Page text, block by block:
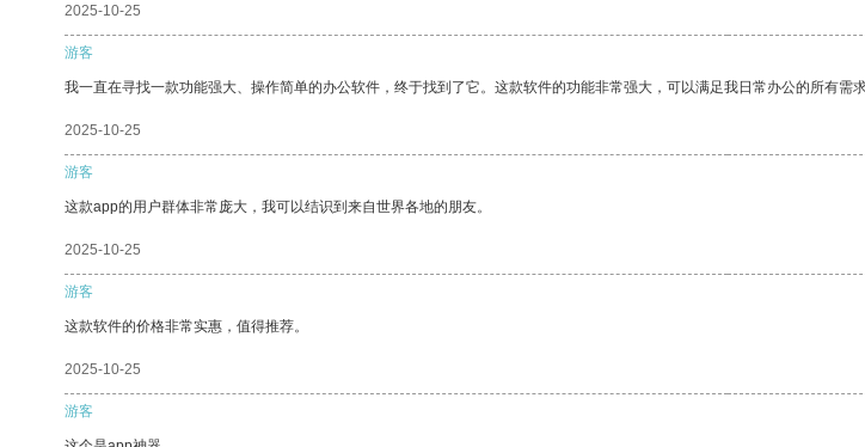
2025-10-25
游客
我一直在寻找一款功能强大、操作简单的办公软件，终于找到了它。这款软件的功能非常强大，可以满足我日常办公的所有需
2025-10-25
游客
这款app的用户群体非常庞大，我可以结识到来自世界各地的朋友。
2025-10-25
游客
这款软件的价格非常实惠，值得推荐。
2025-10-25
游客